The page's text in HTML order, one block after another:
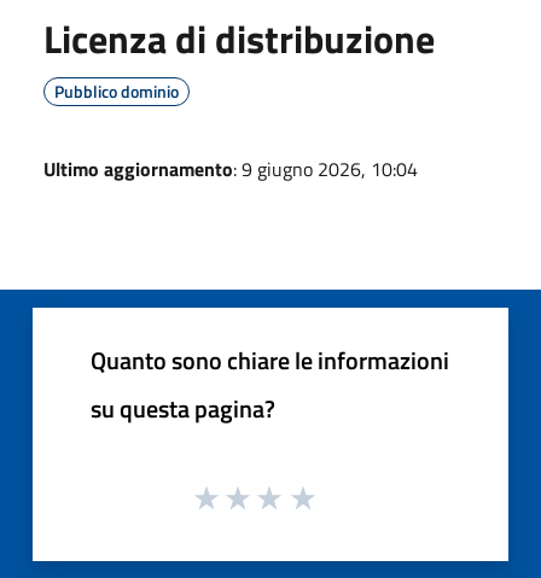
Licenza di distribuzione
Pubblico dominio
Ultimo aggiornamento: 9 giugno 2026, 10:04
Quanto sono chiare le informazioni
su questa pagina?